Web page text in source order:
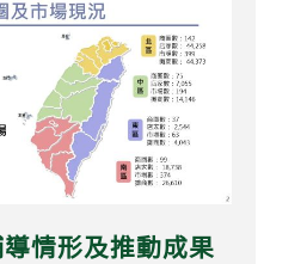
情形及推動成果